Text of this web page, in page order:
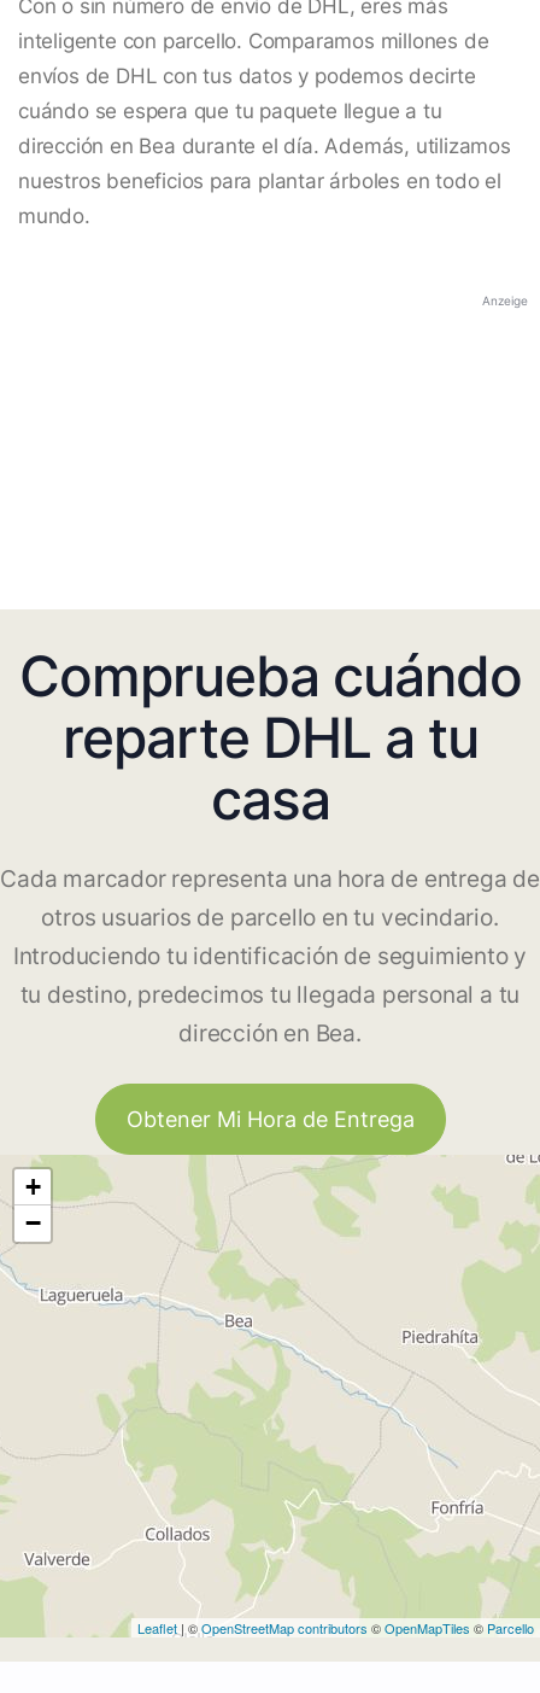
Con o sin número de envío de DHL, eres más
inteligente con parcello. Comparamos millones de
envíos de DHL con tus datos y podemos decirte
cuándo se espera que tu paquete llegue a tu
dirección en Bea durante el día. Además, utilizamos
nuestros beneficios para plantar árboles en todo el
mundo.
Anzeige
Comprueba cuándo
reparte DHL a tu
casa
Cada marcador representa una hora de entrega de
otros usuarios de parcello en tu vecindario.
Introduciendo tu identificación de seguimiento y
tu destino, predecimos tu llegada personal a tu
dirección en Bea.
Obtener Mi Hora de Entrega
+
−
Leaflet | ©OpenStreetMap contributors ©OpenMapTiles © Parcello